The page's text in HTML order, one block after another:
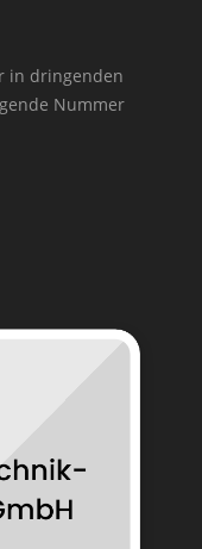
in dringenden
Nummer